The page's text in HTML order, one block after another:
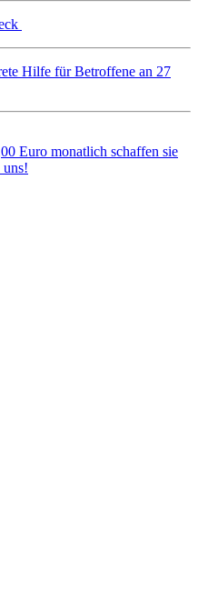
Hilfe für Betroffene an 27
Euro monatlich schaffen sie
uns!